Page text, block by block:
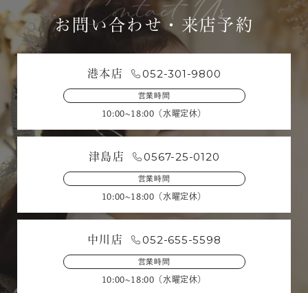
お問い合わせ・来店予約
港本店 052-301-9800
営業時間
10:00~18:00（水曜定休）
津島店 0567-25-0120
営業時間
10:00~18:00（水曜定休）
中川店 052-655-5598
営業時間
10:00~18:00（水曜定休）